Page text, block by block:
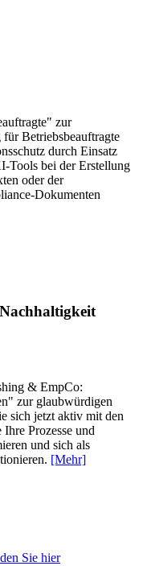
zur
Betriebsbeauftragte
durch Einsatz
Tools bei der Erstellung
oder der
Dokumenten
& EmpCo:
zur glaubwürdigen
sich jetzt aktiv mit den
Ihre Prozesse und
und sich als
[Mehr]
Sie hier